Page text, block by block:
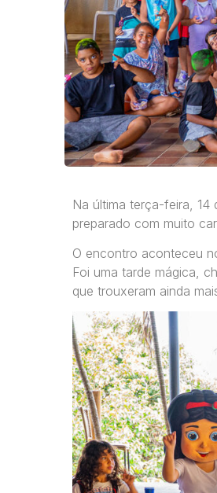
Na última terça-feira,
preparado com muito
O encontro aconteceu
Foi uma tarde mágica,
que trouxeram ainda